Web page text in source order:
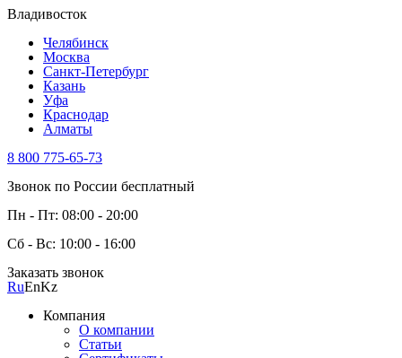
Владивосток
Челябинск
Москва
Санкт-Петербург
Казань
Уфа
Краснодар
Алматы
8 800 775-65-73
Звонок по России бесплатный
Пн - Пт: 08:00 - 20:00
Сб - Вс: 10:00 - 16:00
Заказать звонок
RuEnKz
Компания
О компании
Статьи